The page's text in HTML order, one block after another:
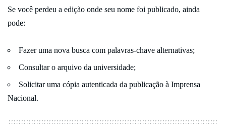
Se você perdeu a edição onde seu nome foi publicado, ainda
pode:
Fazer uma nova busca com palavras-chave alternativas;
Consultar o arquivo da universidade;
Solicitar uma cópia autenticada da publicação à Imprensa
Nacional.